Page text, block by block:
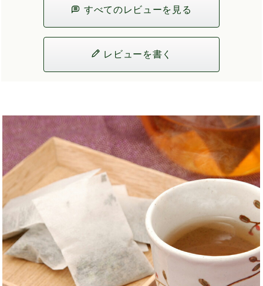
すべてのレビューを見る
レビューを書く